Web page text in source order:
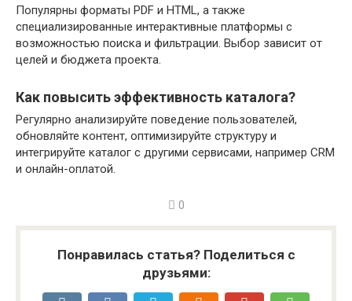
Популярны форматы PDF и HTML, а также
специализированные интерактивные платформы с
возможностью поиска и фильтрации. Выбор зависит от
целей и бюджета проекта.
Как повысить эффективность каталога?
Регулярно анализируйте поведение пользователей,
обновляйте контент, оптимизируйте структуру и
интегрируйте каталог с другими сервисами, например CRM
и онлайн-оплатой.
0
Понравилась статья? Поделиться с
друзьями: